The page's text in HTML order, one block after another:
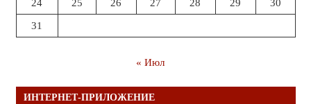
24 25 26 27 28 29 30
31
« Июл
ИНТЕРНЕТ-ПРИЛОЖЕНИЕ